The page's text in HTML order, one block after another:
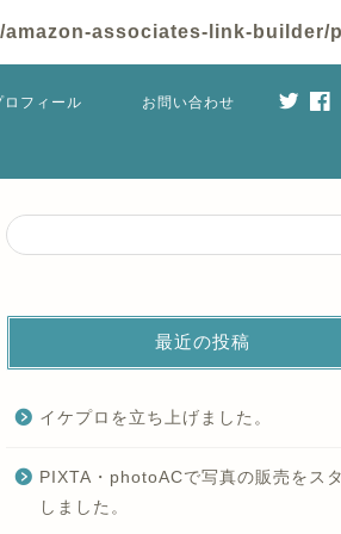
associates-link-builder/
ロフィール お問い合わせ
最近の投稿
イケプロを立ち上げました。
PIXTA・photoACで写真の販売をス
しました。